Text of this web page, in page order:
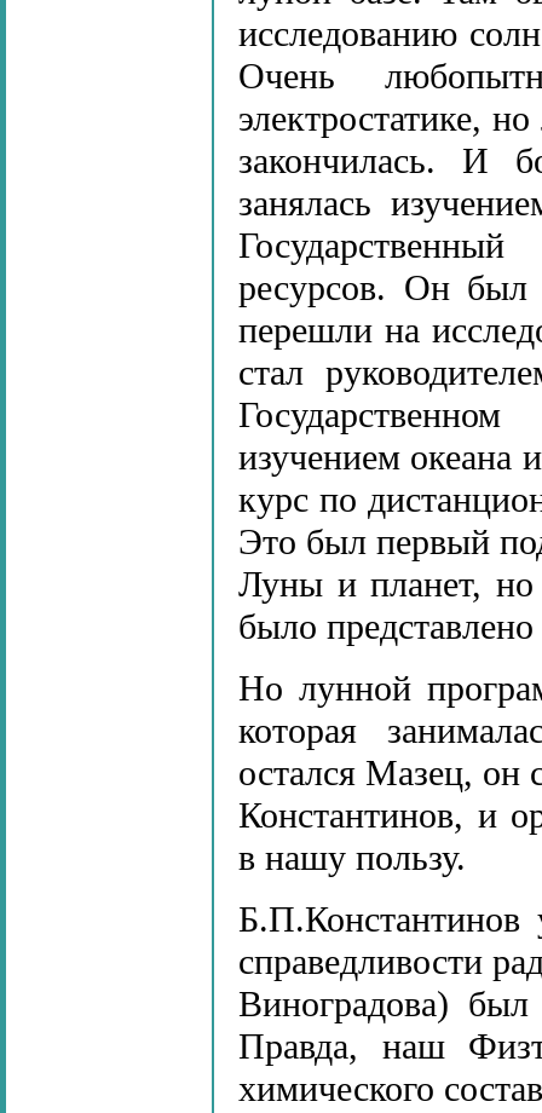
исследованию
Очень
электростатике,
закончилась. И
занялась
ресурсов. Он был
перешли на
стал
изучением океана
курс по
Это был первый
Луны и планет,
было
Но лунной
которая
остался Мазец,
Константинов, и
в нашу пользу.
справедливости
Виноградова)
Правда, наш
химического